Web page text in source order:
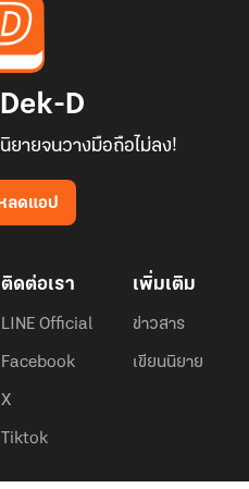
D
ายจนวางมือถือไม่ลง!
ลดแอป
ติดต่อเรา
LINE Official
Facebook
X
Tiktok
เพิ่มเติม
ข่าวสาร
เขียนนิยาย